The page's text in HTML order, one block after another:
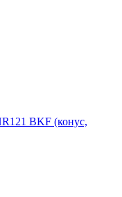
BKF (конус,